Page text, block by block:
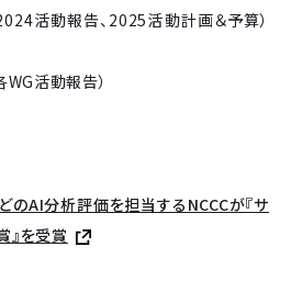
活動報告、2025活動計画＆予算）
活動報告）
AI分析評価を担当するNCCCが『サ
』を受賞